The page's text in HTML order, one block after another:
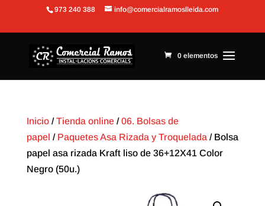
Abrir barra de herramientas
973 240 388 info@comercialramoslleida.com
0 elementos
Inicio/Tienda online/06. Bolsas de
papel / Paquetes Asa Rizada y Troquelada / Bolsa
papel asa rizada Kraft liso de 36+12X41 Color
Negro (50u.)